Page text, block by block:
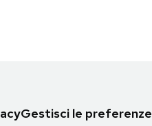
Gestisci le preferenze